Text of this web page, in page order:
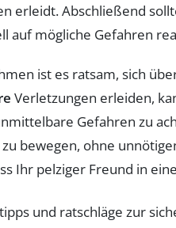
erleidt. Abschließend
auf mögliche Gefahren
ist es ratsam, sich
Verletzungen erleiden,
Gefahren zu
bewegen, ohne
Ihr pelziger Freund in